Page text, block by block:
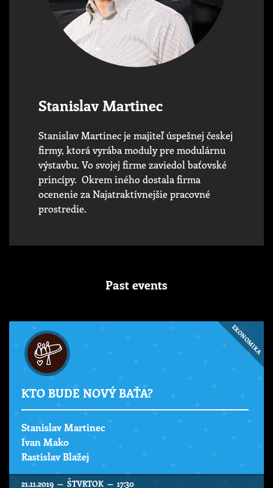
Stanislav Martinec
Stanislav Martinec je majiteľ úspešnej českej
firmy, ktorá vyrába moduly pre modulárnu
výstavbu. Vo svojej firme zaviedol baťovské
princípy. Okrem iného dostala firma
ocenenie za Najatraktívnejšie pracovné
prostredie.
Past events
EKONOMIKA
KTO BUDE NOVÝ BAŤA?
Stanislav Martinec
Ivan Mako
Rastislav Blažej
21.11.2019 — ŠTVRTOK — 17:30